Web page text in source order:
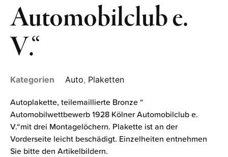
Automobilclub e.
V.“
Kategorien Auto, Plaketten
Autoplakette, teilemaillierte Bronze “
Automobilwettbewerb 1928 Kölner Automobilclub e.
V.“mit drei Montagelöchern. Plakette ist an der
Vorderseite leicht beschädigt. Einzelheiten entnehmen
Sie bitte den Artikelbildern.